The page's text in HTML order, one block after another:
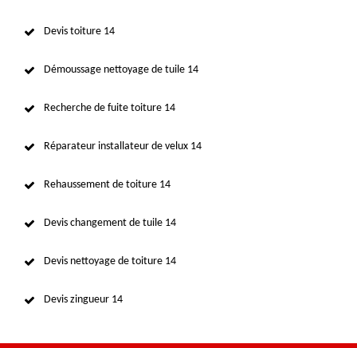
Devis toiture 14
Démoussage nettoyage de tuile 14
Recherche de fuite toiture 14
Réparateur installateur de velux 14
Rehaussement de toiture 14
Devis changement de tuile 14
Devis nettoyage de toiture 14
Devis zingueur 14